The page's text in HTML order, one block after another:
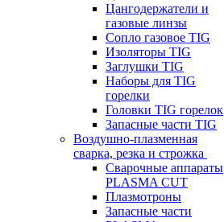
Цангодержатели и
газовые линзы
Сопло газовое TIG
Изоляторы TIG
Заглушки TIG
Наборы для TIG
горелки
Головки TIG горелок
Запасные части TIG
Воздушно-плазменная
сварка, резка и строжка
Сварочные аппараты
PLASMA CUT
Плазмотроны
Запасные части